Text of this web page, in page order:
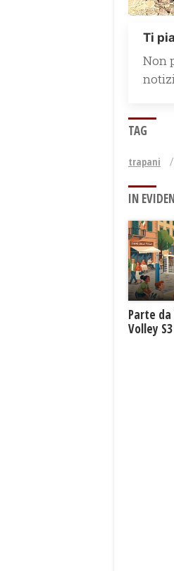
Ti
Non
TAG
trapani
IN
Parte
Volley